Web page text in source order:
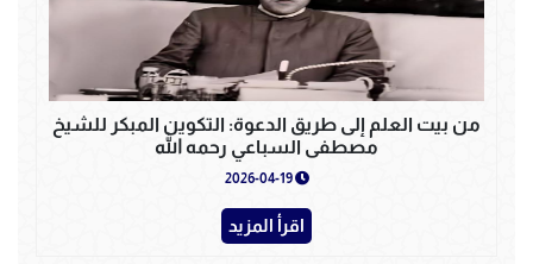
من بيت العلم إلى طريق الدعوة: التكوين المبكر للشيخ
مصطفى السباعي رحمه الله
2026-04-19
اقرأ المزيد